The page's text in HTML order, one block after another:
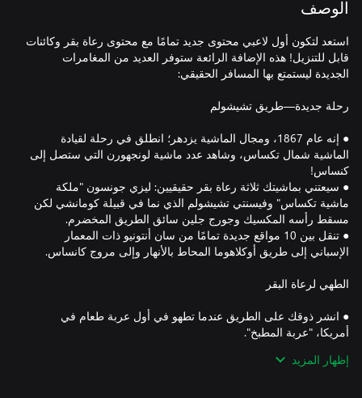
الوصف
استعد لتكون أول لاعبي محتوى جديد تمامًا مع محتوى رعاة بقر وكائنات
قابل للتنزيل! هذه الإضافة الرائعة ستوفر العديد من المغامرات
● إنه عام 1867، ومجال الماشية يزدهر؛ انطلق في رحلة لقيادة
الماشية شمال تكساس، وشاهد عدد ماشية لونجهورن التي ستصل إلى
● سيعتني بماشيتك ثلاثة رعاة بقر حقيقيين: ليزي جونسون "ملكة
ماشية تكساس" وفيسنتي تشيشولم الذي نما في قبيلة كومانشي لكن
● تنقل بين 10 مواقع جديدة تمامًا من سان أنتونيو ذات المعمار
● انشر ذوقك على الطريق عندما تطهو في أول عربة طعام في
إظهار المزيد